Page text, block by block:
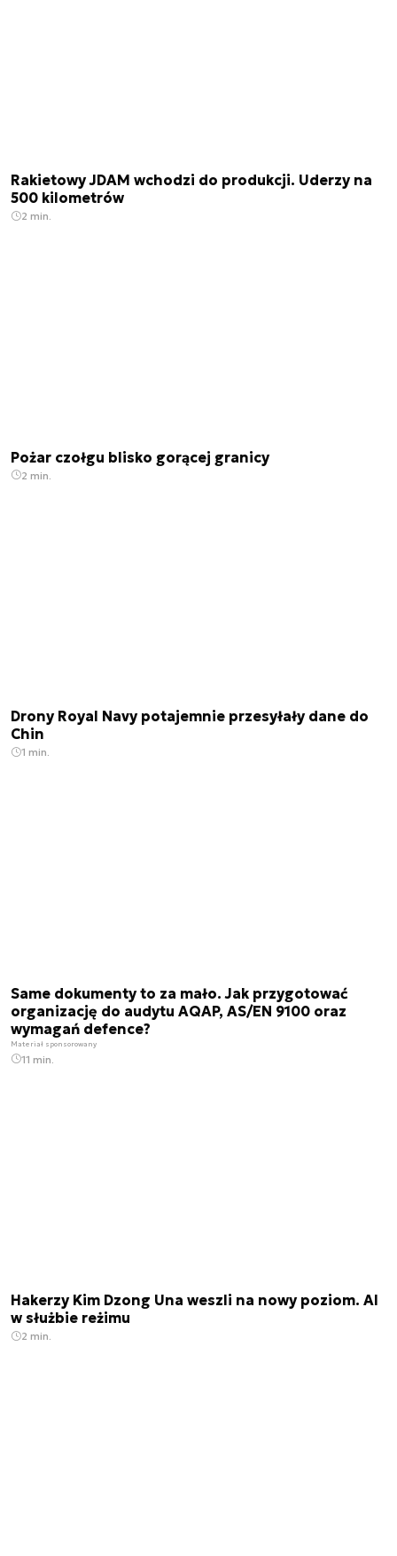
Rakietowy JDAM wchodzi do produkcji. Uderzy na
500 kilometrów
2 min.
Pożar czołgu blisko gorącej granicy
2 min.
Drony Royal Navy potajemnie przesyłały dane do
Chin
1 min.
Same dokumenty to za mało. Jak przygotować
organizację do audytu AQAP, AS/EN 9100 oraz
wymagań defence?
Materiał sponsorowany
11 min.
Hakerzy Kim Dzong Una weszli na nowy poziom. AI
w służbie reżimu
2 min.